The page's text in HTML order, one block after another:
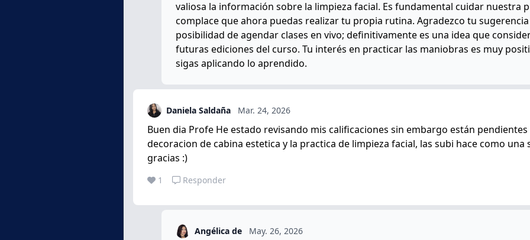
valiosa la información sobre la limpieza facial. Es fundamental cuidar nuestra
complace que ahora puedas realizar tu propia rutina. Agradezco tu
posibilidad de agendar clases en vivo; definitivamente es una idea que
futuras ediciones del curso. Tu interés en practicar las maniobras es muy
sigas aplicando lo aprendido.
Daniela Saldaña Mar. 24, 2026
Buen dia Profe He estado revisando mis calificaciones sin embargo están pendientes
decoracion de cabina estetica y la practica de limpieza facial, las subi hace como una
gracias :)
1 Responder
Angélica de May. 26, 2026